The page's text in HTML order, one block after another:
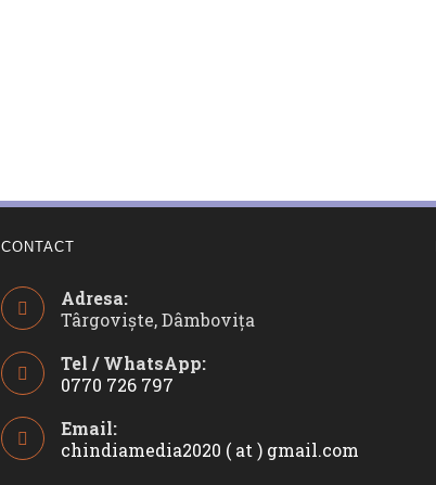
CONTACT
Adresa:
Târgoviște, Dâmbovița
Tel / WhatsApp:
0770 726 797
in
your
Email:
chindiamedia2020 ( at ) gmail.com